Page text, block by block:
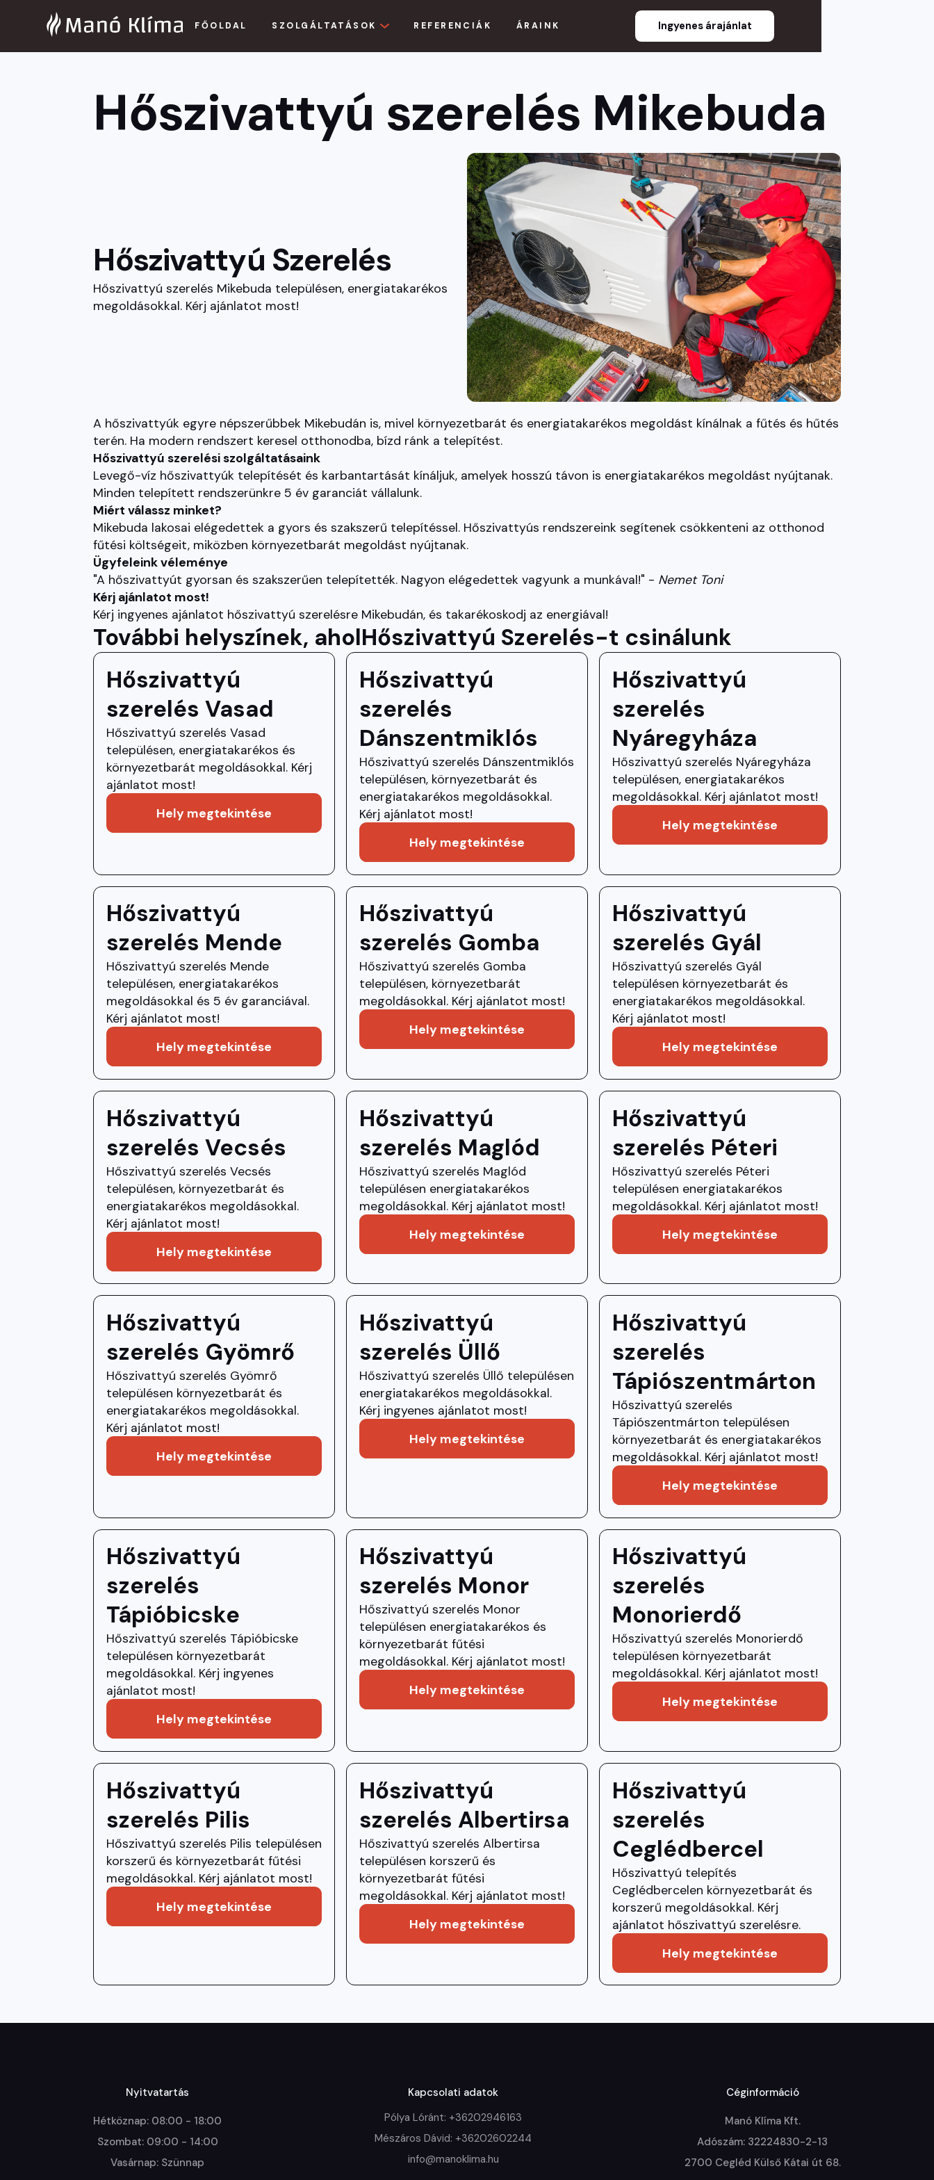
FŐOLDAL SZOLGÁLTATÁSOK REFERENCIÁK ÁRAINK Ingyenes árajánlat
Hőszivattyú szerelés Mikebuda
Hőszivattyú Szerelés
Hőszivattyú szerelés Mikebuda településen, energiatakarékos
megoldásokkal. Kérj ajánlatot most!
A hőszivattyúk egyre népszerűbbek Mikebudán is, mivel környezetbarát és energiatakarékos megoldást kínálnak a fűtés és hűtés
terén. Ha modern rendszert keresel otthonodba, bízd ránk a telepítést.
Hőszivattyú szerelési szolgáltatásaink
Levegő-víz hőszivattyúk telepítését és karbantartását kínáljuk, amelyek hosszú távon is energiatakarékos megoldást nyújtanak.
Minden telepített rendszerünkre 5 év garanciát vállalunk.
Miért válassz minket?
Mikebuda lakosai elégedettek a gyors és szakszerű telepítéssel. Hőszivattyús rendszereink segítenek csökkenteni az otthonod
fűtési költségeit, miközben környezetbarát megoldást nyújtanak.
Ügyfeleink véleménye
"A hőszivattyút gyorsan és szakszerűen telepítették. Nagyon elégedettek vagyunk a munkával!" - Nemet Toni
Kérj ajánlatot most!
Kérj ingyenes ajánlatot hőszivattyú szerelésre Mikebudán, és takarékoskodj az energiával!
További helyszínek, aholHőszivattyú Szerelés-t csinálunk
Hőszivattyú
szerelés Vasad
Hőszivattyú szerelés Vasad
településen, energiatakarékos és
környezetbarát megoldásokkal. Kérj
ajánlatot most!
Hely megtekintése
Hőszivattyú
szerelés
Dánszentmiklós
Hőszivattyú szerelés Dánszentmiklós
településen, környezetbarát és
energiatakarékos megoldásokkal.
Kérj ajánlatot most!
Hely megtekintése
Hőszivattyú
szerelés
Nyáregyháza
Hőszivattyú szerelés Nyáregyháza
településen, energiatakarékos
megoldásokkal. Kérj ajánlatot most!
Hely megtekintése
Hőszivattyú
szerelés Mende
Hőszivattyú szerelés Mende
településen, energiatakarékos
megoldásokkal és 5 év garanciával.
Kérj ajánlatot most!
Hely megtekintése
Hőszivattyú
szerelés Gomba
Hőszivattyú szerelés Gomba
településen, környezetbarát
megoldásokkal. Kérj ajánlatot most!
Hely megtekintése
Hőszivattyú
szerelés Gyál
Hőszivattyú szerelés Gyál
településen környezetbarát és
energiatakarékos megoldásokkal.
Kérj ajánlatot most!
Hely megtekintése
Hőszivattyú
szerelés Vecsés
Hőszivattyú szerelés Vecsés
településen, környezetbarát és
energiatakarékos megoldásokkal.
Kérj ajánlatot most!
Hely megtekintése
Hőszivattyú
szerelés Maglód
Hőszivattyú szerelés Maglód
településen energiatakarékos
megoldásokkal. Kérj ajánlatot most!
Hely megtekintése
Hőszivattyú
szerelés Péteri
Hőszivattyú szerelés Péteri
településen energiatakarékos
megoldásokkal. Kérj ajánlatot most!
Hely megtekintése
Hőszivattyú
szerelés Gyömrő
Hőszivattyú szerelés Gyömrő
településen környezetbarát és
energiatakarékos megoldásokkal.
Kérj ajánlatot most!
Hely megtekintése
Hőszivattyú
szerelés Üllő
Hőszivattyú szerelés Üllő településen
energiatakarékos megoldásokkal.
Kérj ingyenes ajánlatot most!
Hely megtekintése
Hőszivattyú
szerelés
Tápiószentmárton
Hőszivattyú szerelés
Tápiószentmárton településen
környezetbarát és energiatakarékos
megoldásokkal. Kérj ajánlatot most!
Hely megtekintése
Hőszivattyú
szerelés
Tápióbicske
Hőszivattyú szerelés Tápióbicske
településen környezetbarát
megoldásokkal. Kérj ingyenes
ajánlatot most!
Hely megtekintése
Hőszivattyú
szerelés Monor
Hőszivattyú szerelés Monor
településen energiatakarékos és
környezetbarát fűtési
megoldásokkal. Kérj ajánlatot most!
Hely megtekintése
Hőszivattyú
szerelés
Monorierdő
Hőszivattyú szerelés Monorierdő
településen környezetbarát
megoldásokkal. Kérj ajánlatot most!
Hely megtekintése
Hőszivattyú
szerelés Pilis
Hőszivattyú szerelés Pilis településen
korszerű és környezetbarát fűtési
megoldásokkal. Kérj ajánlatot most!
Hely megtekintése
Hőszivattyú
szerelés Albertirsa
Hőszivattyú szerelés Albertirsa
településen korszerű és
környezetbarát fűtési
megoldásokkal. Kérj ajánlatot most!
Hely megtekintése
Hőszivattyú
szerelés
Ceglédbercel
Hőszivattyú telepítés
Ceglédbercelen környezetbarát és
korszerű megoldásokkal. Kérj
ajánlatot hőszivattyú szerelésre.
Hely megtekintése
Nyitvatartás
Hétköznap: 08:00 - 18:00
Szombat: 09:00 - 14:00
Vasárnap: Szünnap
Kapcsolati adatok
Pólya Lóránt: +36202946163
Mészáros Dávid: +36202602244
info@manoklima.hu
Céginformáció
Manó Klíma Kft.
Adószám: 32224830-2-13
2700 Cegléd Külső Kátai út 68.